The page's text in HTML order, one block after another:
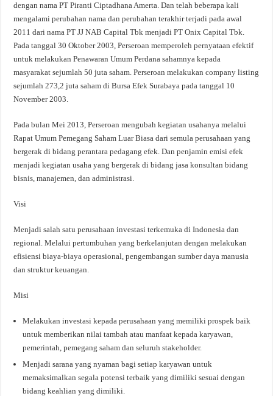
dengan nama PT Piranti Ciptadhana Amerta. Dan telah beberapa kali
mengalami perubahan nama dan perubahan terakhir terjadi pada awal
2011 dari nama PT JJ NAB Capital Tbk menjadi PT Onix Capital Tbk.
Pada tanggal 30 Oktober 2003, Perseroan memperoleh pernyataan efektif
untuk melakukan Penawaran Umum Perdana sahamnya kepada
masyarakat sejumlah 50 juta saham. Perseroan melakukan company listing
sejumlah 273,2 juta saham di Bursa Efek Surabaya pada tanggal 10
November 2003.
Pada bulan Mei 2013, Perseroan mengubah kegiatan usahanya melalui
Rapat Umum Pemegang Saham Luar Biasa dari semula perusahaan yang
bergerak di bidang perantara pedagang efek. Dan penjamin emisi efek
menjadi kegiatan usaha yang bergerak di bidang jasa konsultan bidang
bisnis, manajemen, dan administrasi.
Visi
Menjadi salah satu perusahaan investasi terkemuka di Indonesia dan
regional. Melalui pertumbuhan yang berkelanjutan dengan melakukan
efisiensi biaya-biaya operasional, pengembangan sumber daya manusia
dan struktur keuangan.
Misi
Melakukan investasi kepada perusahaan yang memiliki prospek baik
untuk memberikan nilai tambah atau manfaat kepada karyawan,
pemerintah, pemegang saham dan seluruh stakeholder.
Menjadi sarana yang nyaman bagi setiap karyawan untuk
memaksimalkan segala potensi terbaik yang dimiliki sesuai dengan
bidang keahlian yang dimiliki.